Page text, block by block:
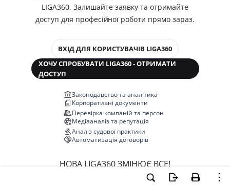
LIGA360. Залишайте заявку та отримайте
доступ для професійної роботи прямо зараз.
ВХІД ДЛЯ КОРИСТУВАЧІВ LIGA360
ХОЧУ СПРОБУВАТИ LIGA360 - ОТРИМАТИ
ДОСТУП
Законодавство та аналітика
Корпоративні документи
Перевірка компаній та персон
Медіааналіз та репутація
Аналіз судової практики
Автоматизація договорів
НОВА LIGA360 ЗМІНЮЄ ВСЕ!